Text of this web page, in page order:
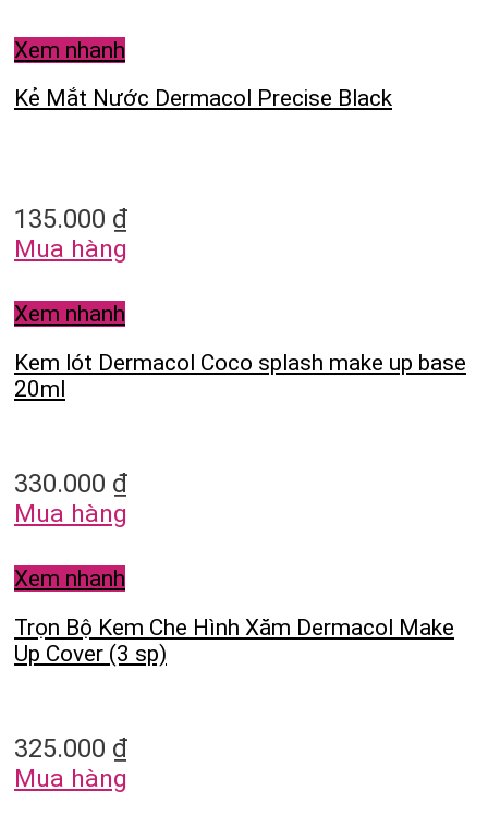
Xem nhanh
Kẻ Mắt Nước Dermacol Precise Black
135.000 ₫
Mua hàng
Xem nhanh
Kem lót Dermacol Coco splash make up base
20ml
330.000 ₫
Mua hàng
Xem nhanh
Trọn Bộ Kem Che Hình Xăm Dermacol Make
Up Cover (3 sp)
325.000 ₫
Mua hàng